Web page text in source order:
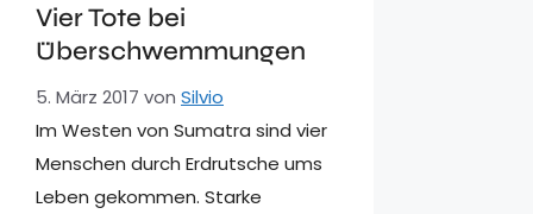
Vier Tote bei
Überschwemmungen
5. März 2017 von Silvio
Im Westen von Sumatra sind vier
Menschen durch Erdrutsche ums
Leben gekommen. Starke